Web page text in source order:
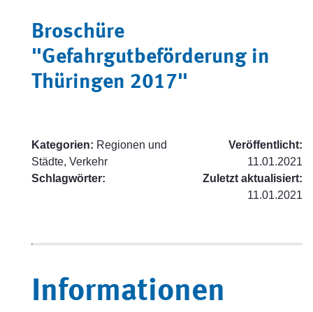
Broschüre
"Gefahrgutbeförderung in
Thüringen 2017"
Kategorien: Regionen und
Städte, Verkehr
Schlagwörter:
Veröffentlicht:
11.01.2021
Zuletzt aktualisiert:
11.01.2021
Informationen